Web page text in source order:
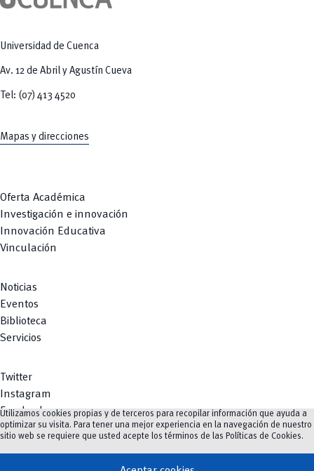
Universidad de Cuenca
Av. 12 de Abril y Agustín Cueva
Tel: (07) 413 4520
Mapas y direcciones
Oferta Académica
Investigación e innovación
Innovación Educativa
Vinculación
Noticias
Eventos
Biblioteca
Servicios
Twitter
Instagram
Facebook
Youtube
Utilizamos cookies propias y de terceros para recopilar información que ayuda a
optimizar su visita. Para tener una mejor experiencia en la navegación de nuestro
sitio web se requiere que usted acepte los términos de las Políticas de Cookies.